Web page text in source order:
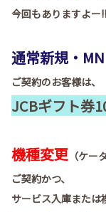
今回もありますよー!!
通常新規・
ご契約のお客様は、
JCBギフト券
機種変更 （ケー
ご契約かつ、
サービス入庫または